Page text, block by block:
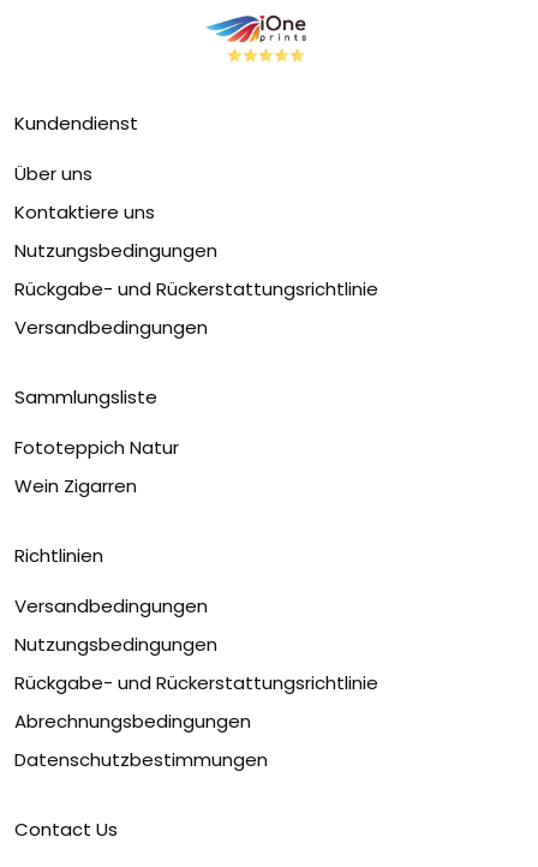
Kundendienst
Über uns
Kontaktiere uns
Nutzungsbedingungen
Rückgabe- und Rückerstattungsrichtlinie
Versandbedingungen
Sammlungsliste
Fototeppich Natur
Wein Zigarren
Richtlinien
Versandbedingungen
Nutzungsbedingungen
Rückgabe- und Rückerstattungsrichtlinie
Abrechnungsbedingungen
Datenschutzbestimmungen
Contact Us